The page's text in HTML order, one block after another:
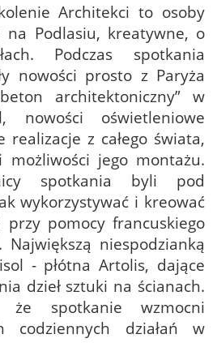
Architekci to osoby
na Podlasiu, kreatywne, o
Podczas spotkania
nowości prosto z Paryża
architektoniczny” w
nowości oświetleniowe
realizacje z całego świata,
możliwości jego montażu.
spotkania byli pod
wykorzystywać i kreować
przy pomocy francuskiego
niespodzianką
- płótna Artolis, dające
dzieł sztuki na ścianach.
że spotkanie wzmocni
codziennych działań w